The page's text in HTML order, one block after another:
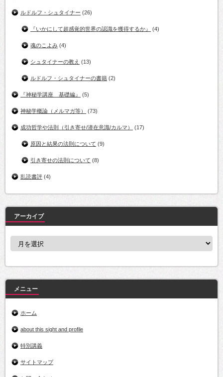
ルドルフ・シュタイナー (26)
『いかにして超感覚的世界の認識を獲得するか』 (4)
魂のこよみ (4)
シュタイナーの教え (13)
ルドルフ・シュタイナーの書籍 (2)
『神秘学講座 基礎編』 (5)
神秘学概論（メルマガ等） (73)
成功哲学や法則（引き寄せ/潜在意識/カルマ） (17)
原因と結果の法則について (9)
引き寄せの法則について (8)
乱読書評 (4)
アーカイブ
ア
ブ
メニュー
ホーム
about this sight and profile
特別講義
サイトマップ